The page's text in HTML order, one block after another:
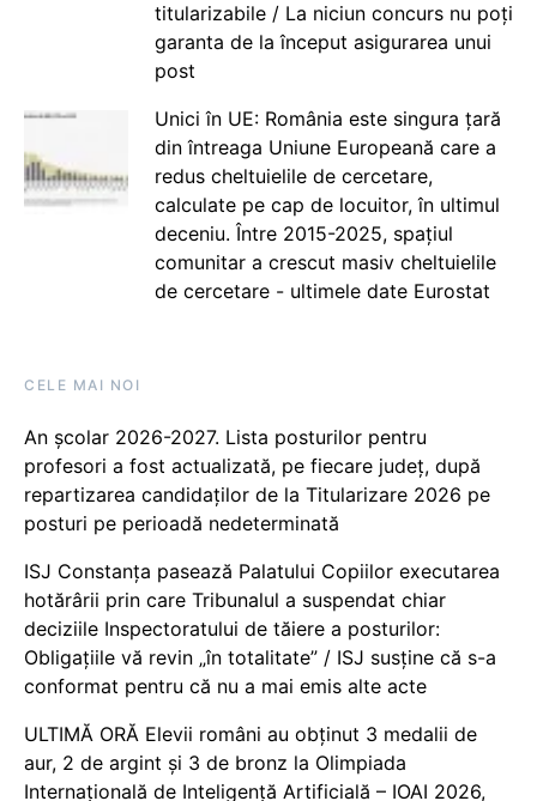
titularizabile / La niciun concurs nu poți
garanta de la început asigurarea unui
post
Unici în UE: România este singura țară
din întreaga Uniune Europeană care a
redus cheltuielile de cercetare,
calculate pe cap de locuitor, în ultimul
deceniu. Între 2015-2025, spațiul
comunitar a crescut masiv cheltuielile
de cercetare - ultimele date Eurostat
CELE MAI NOI
An școlar 2026-2027. Lista posturilor pentru
profesori a fost actualizată, pe fiecare județ, după
repartizarea candidaților de la Titularizare 2026 pe
posturi pe perioadă nedeterminată
ISJ Constanța pasează Palatului Copiilor executarea
hotărârii prin care Tribunalul a suspendat chiar
deciziile Inspectoratului de tăiere a posturilor:
Obligațiile vă revin „în totalitate” / ISJ susține că s-a
conformat pentru că nu a mai emis alte acte
ULTIMĂ ORĂ Elevii români au obținut 3 medalii de
aur, 2 de argint și 3 de bronz la Olimpiada
Internațională de Inteligență Artificială – IOAI 2026,